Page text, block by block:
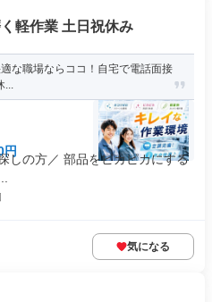
軽作業 土日祝休み
な職場ならココ！自宅で電話面接
...
円
しの方／ 部品をピカピカにする
気になる